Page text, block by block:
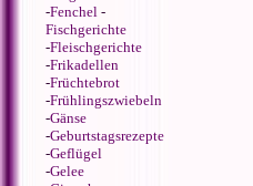
-Fenchel -
Fischgerichte
-Fleischgerichte
-Frikadellen
-Früchtebrot
-Frühlingszwiebeln
-Gänse
-Geburtstagsrezepte
-Geflügel
-Gelee